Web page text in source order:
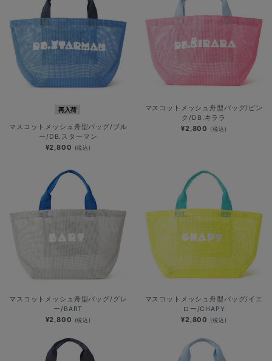
再入荷
マスコットメッシュ舟型バッグ/ブル
ー/DB.スターマン
¥2,800 (税込)
マスコットメッシュ舟型バッグ/ピン
ク/DB.キララ
¥2,800 (税込)
マスコットメッシュ舟型バッグ/グレ
ー/BART
¥2,800 (税込)
マスコットメッシュ舟型バッグ/イエ
ロー/CHAPY
¥2,800 (税込)